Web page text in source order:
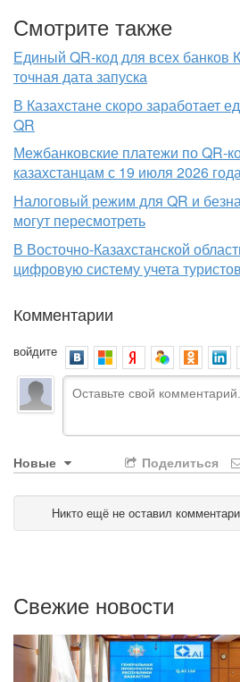
Смотрите также
Единый QR-код для всех банков
точная дата запуска
В Казахстане скоро заработает
QR
Межбанковские платежи по QR-
казахстанцам с 19 июля 2026
Налоговый режим для QR и
могут пересмотреть
В Восточно-Казахстанской
цифровую систему учета туристов
Комментарии
войдите
Новые Поделиться
Никто ещё не оставил
Свежие новости